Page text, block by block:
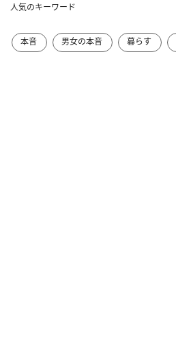
人気のキーワード
本音 男女の本音 暮らす